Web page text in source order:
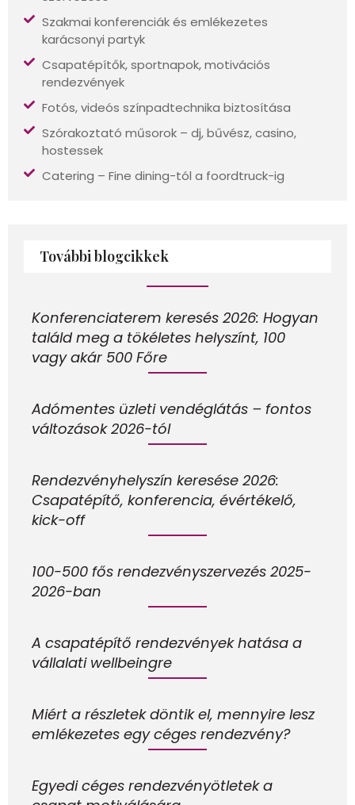
Szakmai konferenciák és emlékezetes
karácsonyi partyk
Csapatépítők, sportnapok, motivációs
rendezvények
Fotós, videós színpadtechnika biztosítása
Szórakoztató műsorok – dj, bűvész, casino,
hostessek
Catering – Fine dining-tól a foordtruck-ig
További blogcikkek
Konferenciaterem keresés 2026: Hogyan
találd meg a tökéletes helyszínt, 100
vagy akár 500 Főre
Adómentes üzleti vendéglátás – fontos
változások 2026-tól
Rendezvényhelyszín keresése 2026:
Csapatépítő, konferencia, évértékelő,
kick-off
100-500 fős rendezvényszervezés 2025-
2026-ban
A csapatépítő rendezvények hatása a
vállalati wellbeingre
Miért a részletek döntik el, mennyire lesz
emlékezetes egy céges rendezvény?
Egyedi céges rendezvényötletek a